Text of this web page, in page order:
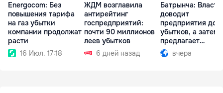
Energocom: Без
повышения тарифа
на газ убытки
компании продолжат
расти
16 Июл. 17:18
ЖДМ возглавила
антирейтинг
госпредприятий:
почти 90 миллионов
леев убытков
6 дней назад
Батрынча: Власть
доводит
предприятия до
убытков, а затем
предлагает
приватизировать
вчера